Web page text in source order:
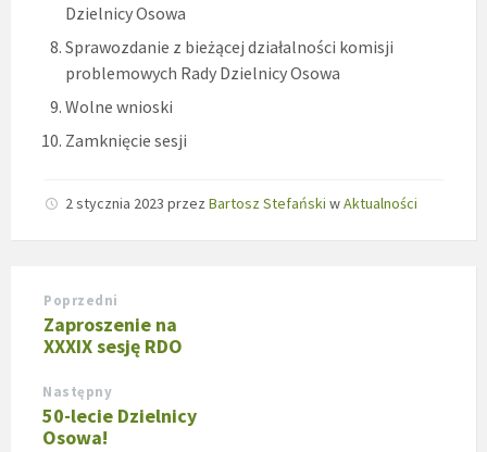
Dzielnicy Osowa
Sprawozdanie z bieżącej działalności komisji
problemowych Rady Dzielnicy Osowa
Wolne wnioski
Zamknięcie sesji
2 stycznia 2023 przez Bartosz Stefański wAktualności
Poprzedni
Zaproszenie na
XXXIX sesję RDO
Następny
50-lecie Dzielnicy
Osowa!